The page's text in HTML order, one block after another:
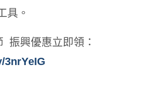
具。
振興優惠立即領：
3nrYeIG